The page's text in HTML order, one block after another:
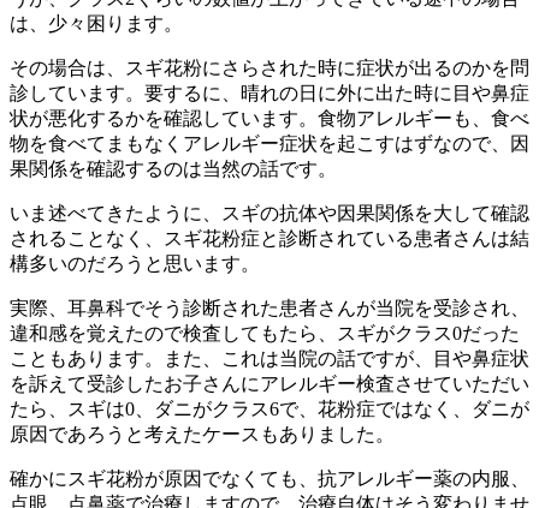
は、少々困ります。
その場合は、スギ花粉にさらされた時に症状が出るのかを問
診しています。要するに、晴れの日に外に出た時に目や鼻症
状が悪化するかを確認しています。食物アレルギーも、食べ
物を食べてまもなくアレルギー症状を起こすはずなので、因
果関係を確認するのは当然の話です。
いま述べてきたように、スギの抗体や因果関係を大して確認
されることなく、スギ花粉症と診断されている患者さんは結
構多いのだろうと思います。
実際、耳鼻科でそう診断された患者さんが当院を受診され、
違和感を覚えたので検査してもたら、スギがクラス0だった
こともあります。また、これは当院の話ですが、目や鼻症状
を訴えて受診したお子さんにアレルギー検査させていただい
たら、スギは0、ダニがクラス6で、花粉症ではなく、ダニが
原因であろうと考えたケースもありました。
確かにスギ花粉が原因でなくても、抗アレルギー薬の内服、